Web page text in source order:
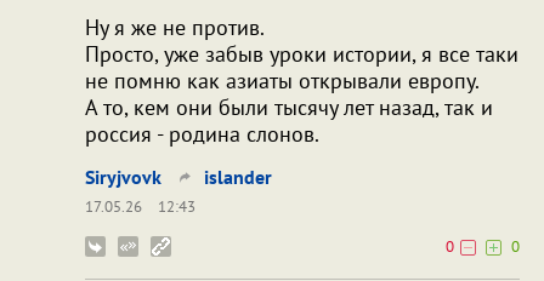
Ну я же не против.
Просто, уже забыв уроки истории, я все таки
не помню как азиаты открывали европу.
А то, кем они были тысячу лет назад, так и
россия - родина слонов.
Siryjvovk islander
17.05.26
12:43
0
0